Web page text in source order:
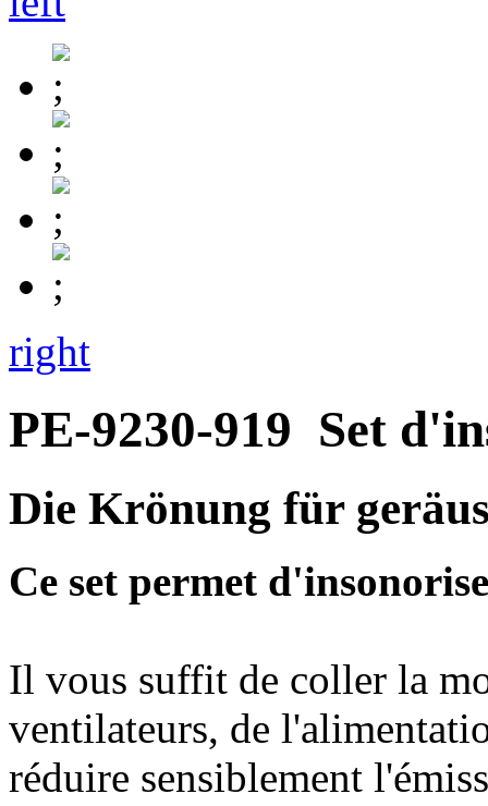
right
PE-9230-919 Set
Die Krönung für
Ce set permet
Il vous suffit de coller la
ventilateurs, de
réduire sensiblement